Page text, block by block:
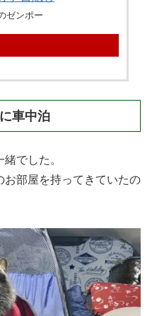
ゼンポー
車中泊
でした。
お部屋を持ってきていたの